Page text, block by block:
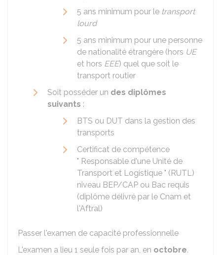
5 ans minimum pour le transport
lourd
5 ans minimum pour une personne
de nationalité étrangère (hors UE
et hors EEE) quel que soit le
transport routier
Soit posséder un des diplômes
suivants :
BTS ou DUT dans la gestion des
transports
Certificat de compétence
" Responsable d'une Unité de
Transport et Logistique " (RUTL)
niveau BEP/CAP ou Bac requis
(diplôme délivré par le Cnam et
l'Aftral)
Passer l'examen de capacité professionnelle
L'examen a lieu 1 seule fois par an, en octobre.